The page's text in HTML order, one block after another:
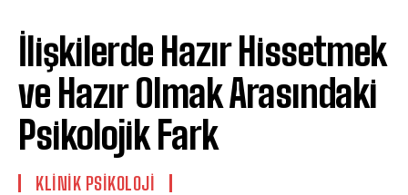
İlişkilerde Hazır Hissetmek
ve Hazır Olmak Arasındaki
Psikolojik Fark
KLINIK PSIKOLOJI